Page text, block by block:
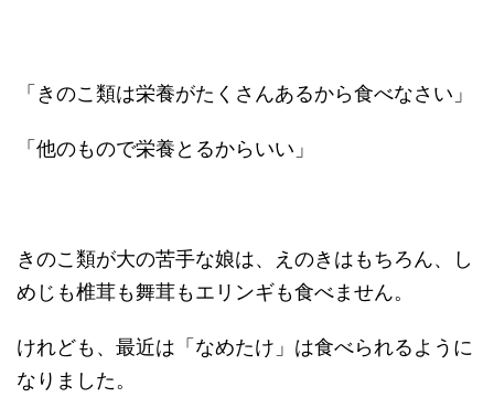
「きのこ類は栄養がたくさんあるから食べなさい」
「他のもので栄養とるからいい」
きのこ類が大の苦手な娘は、えのきはもちろん、し
めじも椎茸も舞茸もエリンギも食べません。
けれども、最近は「なめたけ」は食べられるように
なりました。